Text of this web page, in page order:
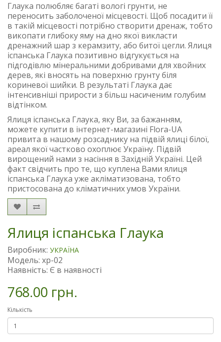
Глаука полюбляє багаті вологі грунти, не
переносить заболоченої місцевості. Щоб посадити її
в такій місцевості потрібно створити дренаж, тобто
викопати глибоку яму на дно якої викласти
дренажний шар з керамзиту, або битої цегли. Ялиця
іспанська Глаука позитивно відгукується на
підгодівлю мінеральними добривами для хвойних
дерев, які вносять на поверхню грунту біля
кориневої шийки. В результаті Глаука дає
інтенсивніші прирости з більш насиченим голубим
відтінком.
Ялиця іспанська Глаука, яку Ви, за бажанням,
можете купити в інтернет-магазині Flora-UA
привита в нашому розсаднику на підвій ялиці білої,
ареал якої частково охоплює Україну. Підвій
вирощений нами з насіння в Західній Україні. Цей
факт свідчить про те, що куплена Вами ялиця
іспанська Глаука уже акліматизована, тобто
пристосована до кліматичних умов України.
Ялиця іспанська Глаука
Виробник: УКРАЇНА
Модель: xp-02
Наявність: Є в наявності
768.00 грн.
Кількість